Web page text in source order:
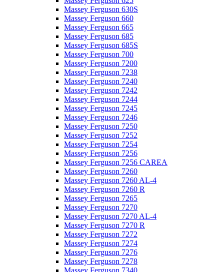
Massey Ferguson 630S
Massey Ferguson 660
Massey Ferguson 665
Massey Ferguson 685
Massey Ferguson 685S
Massey Ferguson 700
Massey Ferguson 7200
Massey Ferguson 7238
Massey Ferguson 7240
Massey Ferguson 7242
Massey Ferguson 7244
Massey Ferguson 7245
Massey Ferguson 7246
Massey Ferguson 7250
Massey Ferguson 7252
Massey Ferguson 7254
Massey Ferguson 7256
Massey Ferguson 7256 CAREA
Massey Ferguson 7260
Massey Ferguson 7260 AL-4
Massey Ferguson 7260 R
Massey Ferguson 7265
Massey Ferguson 7270
Massey Ferguson 7270 AL-4
Massey Ferguson 7270 R
Massey Ferguson 7272
Massey Ferguson 7274
Massey Ferguson 7276
Massey Ferguson 7278
Massey Ferguson 7340